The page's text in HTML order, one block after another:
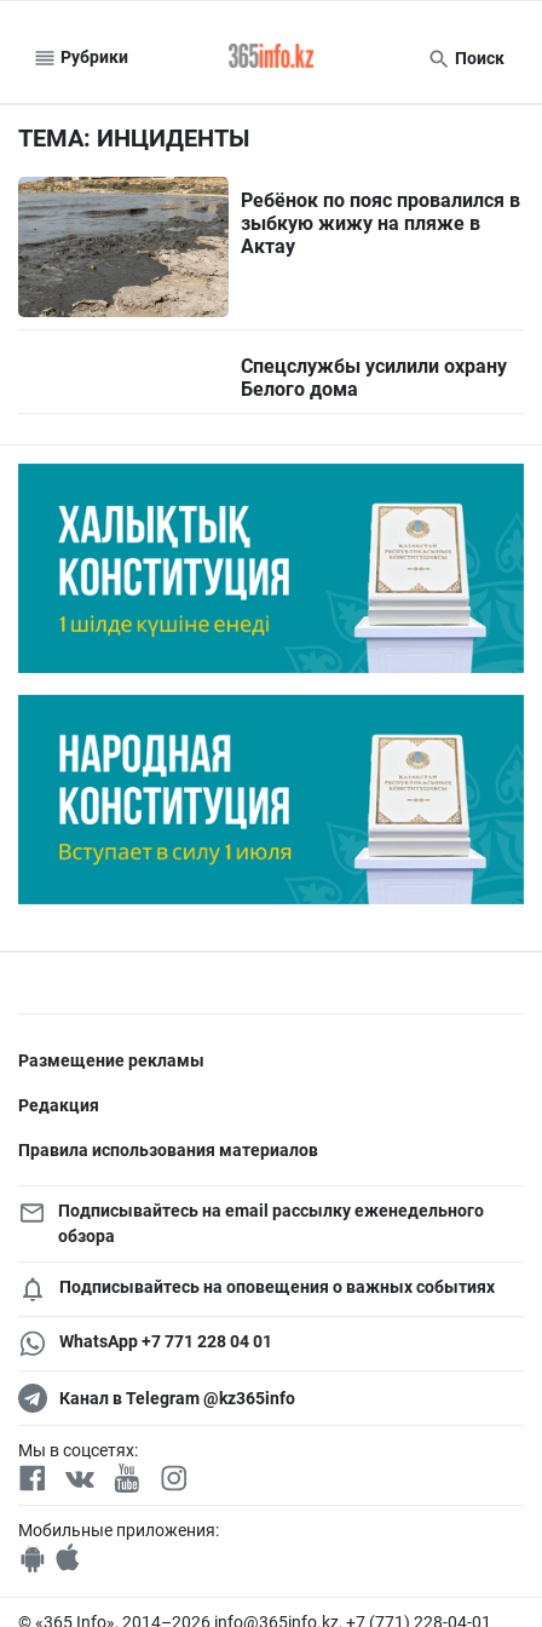
Рубрики Поиск
ТЕМА: ИНЦИДЕНТЫ
Ребёнок по пояс провалился в
зыбкую жижу на пляже в
Актау
Спецслужбы усилили охрану
Белого дома
Размещение рекламы
Редакция
Правила использования материалов
Подписывайтесь на email рассылку еженедельного
обзора
Подписывайтесь на оповещения о важных событиях
WhatsApp +7 771 228 04 01
Канал в Telegram @kz365info
Мы в соцсетях:
Мобильные приложения:
© «365 Info», 2014–2026 info@365info.kz, +7 (771) 228-04-01